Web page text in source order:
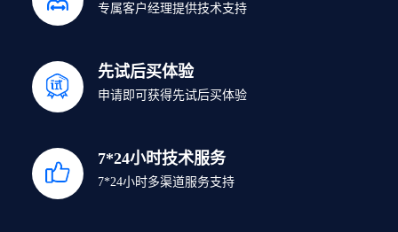
专属客户经理提供技术支持
先试后买体验
申请即可获得先试后买体验
7*24小时技术服务
7*24小时多渠道服务支持